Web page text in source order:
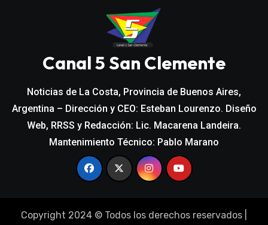
Canal 5 San Clemente
Noticias de La Costa, Provincia de Buenos Aires,
Argentina – Dirección y CEO: Esteban Lourenzo. Diseño
Web, RRSS y Redacción: Lic. Macarena Landeira.
Mantenimiento Técnico: Pablo Marano
Copyright 2024 © Todos los derechos reservados